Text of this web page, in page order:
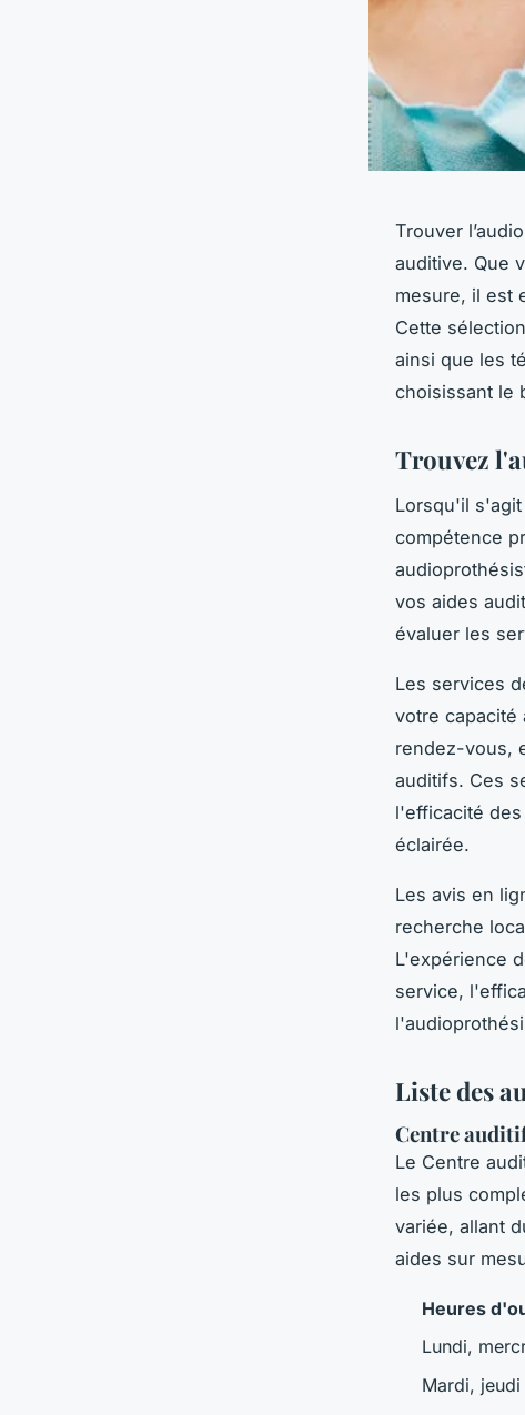
Trouver
auditive. Que
mesure, il est
Cette
ainsi que les
choisissant le
Trouvez
Lorsqu'il s'agit
compétence
vos aides
évaluer les
Les services
votre capacité
rendez-vous,
auditifs. Ces
l'efficacité
éclairée.
Les avis en
recherche
L'expérience
service,
Liste des
Centre
Le Centre
les plus
variée, allant
aides sur
Heures
Lundi,
Mardi,